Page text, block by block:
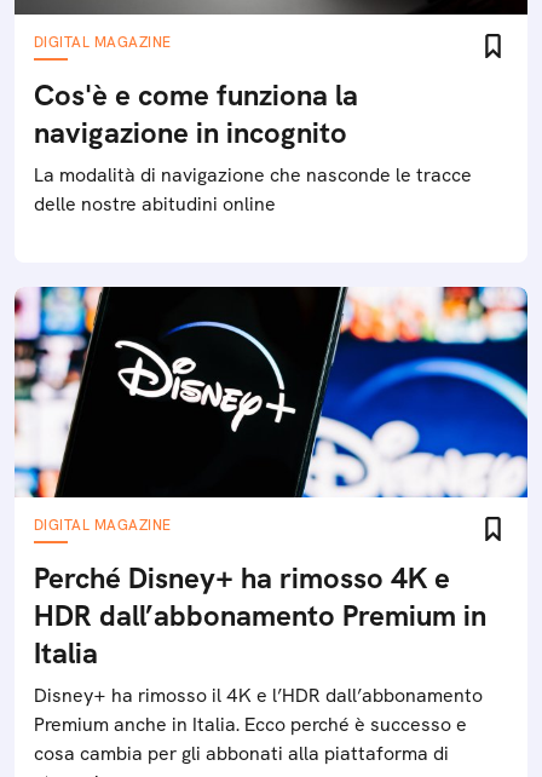
DIGITAL MAGAZINE
Cos'è e come funziona la
navigazione in incognito
La modalità di navigazione che nasconde le tracce
delle nostre abitudini online
DIGITAL MAGAZINE
Perché Disney+ ha rimosso 4K e
HDR dall’abbonamento Premium in
Italia
Disney+ ha rimosso il 4K e l’HDR dall’abbonamento
Premium anche in Italia. Ecco perché è successo e
cosa cambia per gli abbonati alla piattaforma di